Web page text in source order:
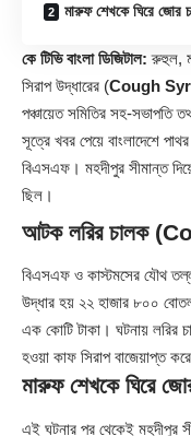
মারুফ শেখকে ঘিরে জোর
কে টিভি বাংলা ডিজিটাল: রুহুল,
সিরাপ উদ্ধারের (Cough
পঞ্চায়েত সমিতির সহ-সভাপতি
সূত্রে খবর পেয়ে বাংলাদেশে
বিএসএফ। মহদীপুর সীমান্ত
ছিল।
আটক লরির চালক (
বিএসএফ ও কাস্টমসের যৌথ
উদ্ধার হয় ২২ হাজার ৮০০
এক কোটি টাকা। ঘটনায় লরির
হওয়া কাফ সিরাপ বাজেয়াপ্ত
মারুফ শেখকে ঘিরে জোর
এই ঘটনার পর থেকেই মহদীপুর